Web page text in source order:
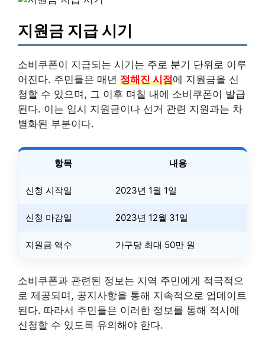
지원금 지급 시기
소비쿠폰이 지급되는 시기는 주로 분기 단위로 이루
어진다. 주민들은 매년 정해진 시점에 지원금을 신
청할 수 있으며, 그 이후 며칠 내에 소비쿠폰이 발급
된다. 이는 임시 지원금이나 선거 관련 지원과는 차
별화된 부분이다.
항목 내용
신청 시작일 2023년 1월 1일
신청 마감일 2023년 12월 31일
지원금 액수 가구당 최대 50만 원
소비쿠폰과 관련된 정보는 지역 주민에게 적극적으
로 제공되며, 공지사항을 통해 지속적으로 업데이트
된다. 따라서 주민들은 이러한 정보를 통해 적시에
신청할 수 있도록 유의해야 한다.